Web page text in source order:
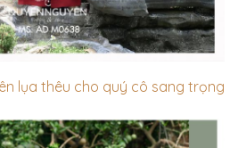
lụa thêu cho quý cô sang trọng